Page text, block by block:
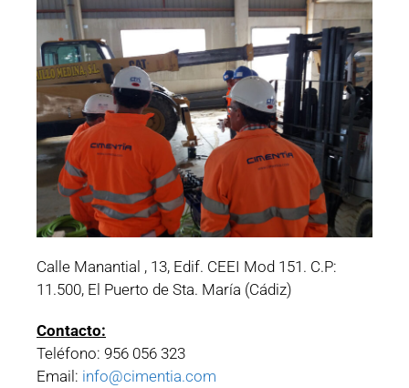
Calle Manantial , 13, Edif. CEEI Mod 151. C.P:
11.500, El Puerto de Sta. María (Cádiz)
Contacto:
Teléfono: 956 056 323
Email: info@cimentia.com